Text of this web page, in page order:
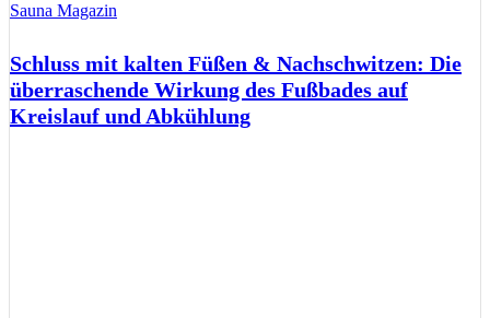
Sauna Magazin
Schluss mit kalten Füßen & Nachschwitzen: Die
überraschende Wirkung des Fußbades auf
Kreislauf und Abkühlung